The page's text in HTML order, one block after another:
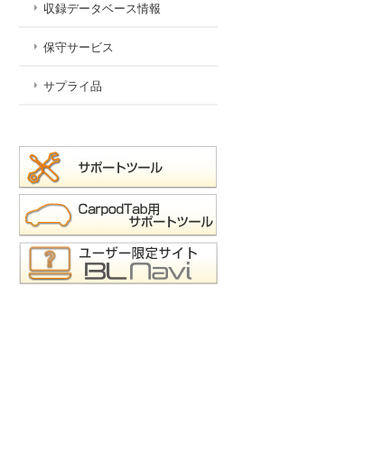
収録データベース情報
保守サービス
サプライ品